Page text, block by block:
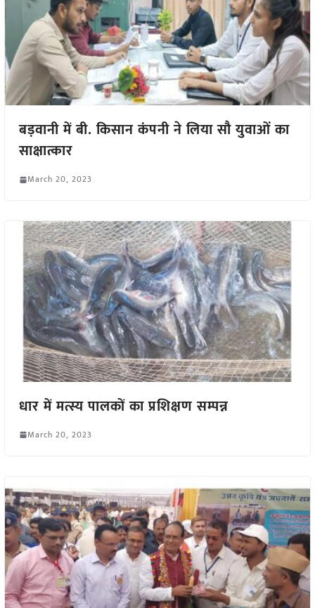
बड़वानी में बी. किसान कंपनी ने लिया सौ युवाओं का
साक्षात्कार
March 20, 2023
धार में मत्स्य पालकों का प्रशिक्षण सम्पन्न
March 20, 2023